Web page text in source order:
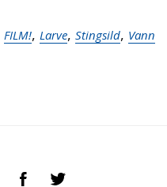
FILM!, Larve, Stingsild, Vann